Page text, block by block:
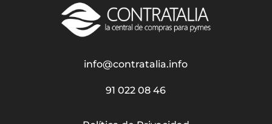
info@contratalia.info
91 022 08 46